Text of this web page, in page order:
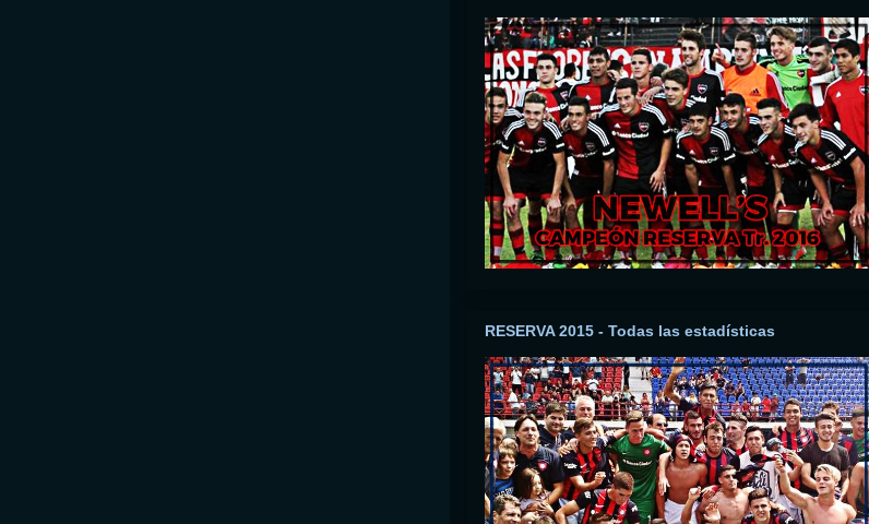
RESERVA 2015 - Todas las estadísticas